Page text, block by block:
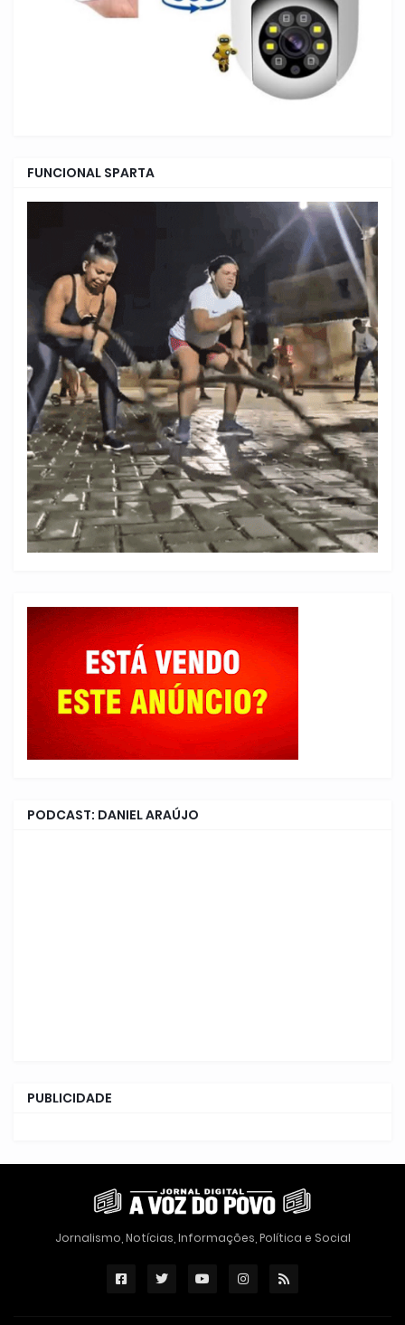
FUNCIONAL SPARTA
PODCAST: DANIEL ARAÚJO
PUBLICIDADE
Jornalismo, Notícias, Informações, Política e Social